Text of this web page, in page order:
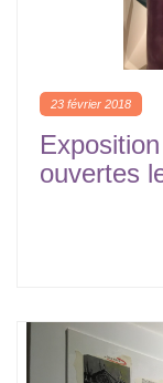
23 février 2018
ouvertes